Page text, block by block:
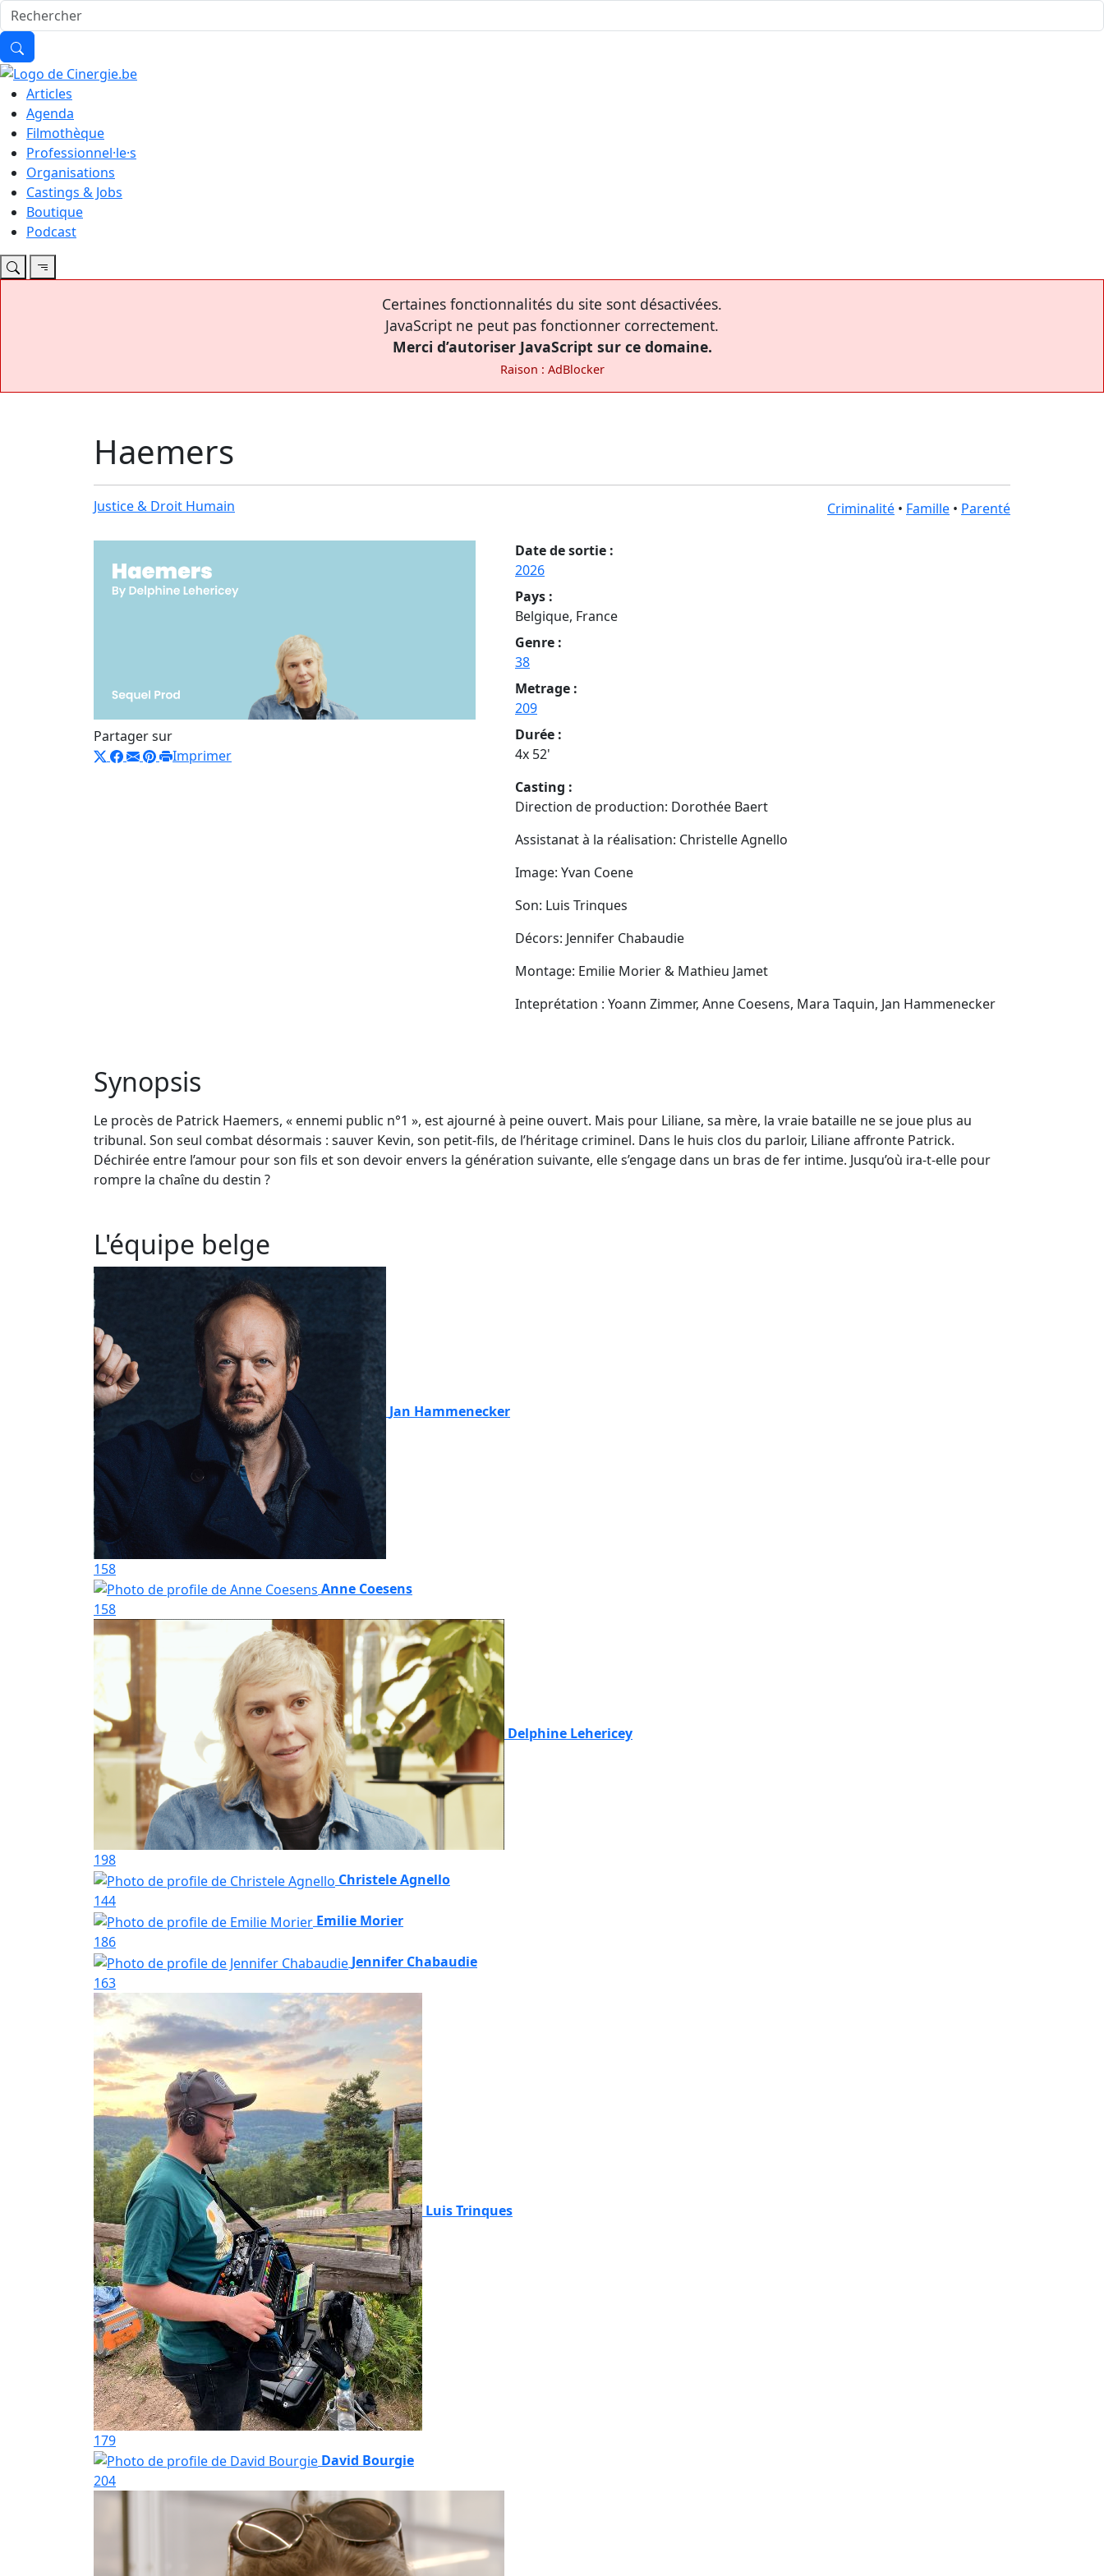
Articles
Agenda
Filmothèque
Professionnel·le·s
Organisations
Castings & Jobs
Boutique
Podcast
Certaines fonctionnalités du site sont désactivées.
JavaScript ne peut pas fonctionner correctement.
Merci d’autoriser JavaScript sur ce domaine.
Raison : AdBlocker
Haemers
Justice & Droit Humain Criminalité • Famille • Parenté
Partager sur
Imprimer
Date de sortie :
2026
Pays :
Belgique, France
Genre :
38
Metrage :
209
Durée :
4x 52'
Casting :
Direction de production: Dorothée Baert
Assistanat à la réalisation: Christelle Agnello
Image: Yvan Coene
Son: Luis Trinques
Décors: Jennifer Chabaudie
Montage: Emilie Morier & Mathieu Jamet
Inteprétation : Yoann Zimmer, Anne Coesens, Mara Taquin, Jan Hammenecker
Synopsis
Le procès de Patrick Haemers, « ennemi public n°1 », est ajourné à peine ouvert. Mais pour Liliane, sa mère, la vraie bataille ne se joue plus au
tribunal. Son seul combat désormais : sauver Kevin, son petit-fils, de l’héritage criminel. Dans le huis clos du parloir, Liliane affronte Patrick.
Déchirée entre l’amour pour son fils et son devoir envers la génération suivante, elle s’engage dans un bras de fer intime. Jusqu’où ira-t-elle pour
rompre la chaîne du destin ?
L'équipe belge
Jan Hammenecker
158
Anne Coesens
158
Delphine Lehericey
198
Christele Agnello
144
Emilie Morier
186
Jennifer Chabaudie
163
Luis Trinques
179
David Bourgie
204